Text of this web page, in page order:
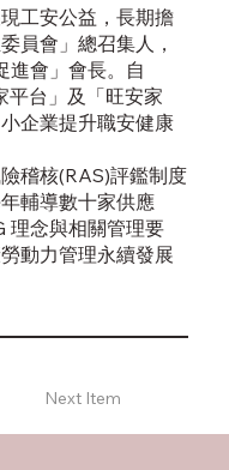
工安公益，長期擔
員會」總召集人，
進會」會長。自
平台」及「旺安家
企業提升職安健康
稽核(RAS)評鑑制度
輔導數十家供應
理念與相關管理要
動力管理永續發展
Next Item